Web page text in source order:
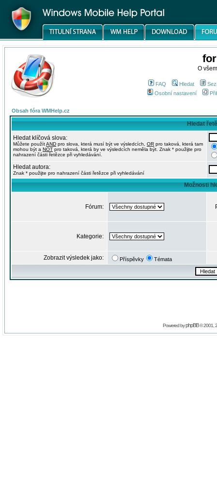
O
FAQ Hledat
Osobní nastavení
Obsah fóra WMHelp.cz
Hledat
Hledat klíčová slova:
Můžete použítAND pro slova, která musí být ve výsledcích, OR pro taková, která tam
mohou být a NOT pro taková, která by ve výsledcích neměla být. Znak * použijte pro
nahrazení části řetězce při vyhledávání.
Hledat autora:
Znak * použijte pro nahrazení části řetězce při vyhledávání
Možnosti
Fórum:
Kategorie:
Zobrazit výsledek jako: Příspěvky Témata
Powered byphpBB© 2001,